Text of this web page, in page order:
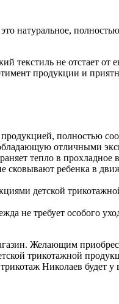
натуральное,
текстиль не отстает от
продукции и
полностью
отличными
тепло в прохладное
ребенка в
детской
не требует особого
Желающим
трикотажной
Николаев будет у